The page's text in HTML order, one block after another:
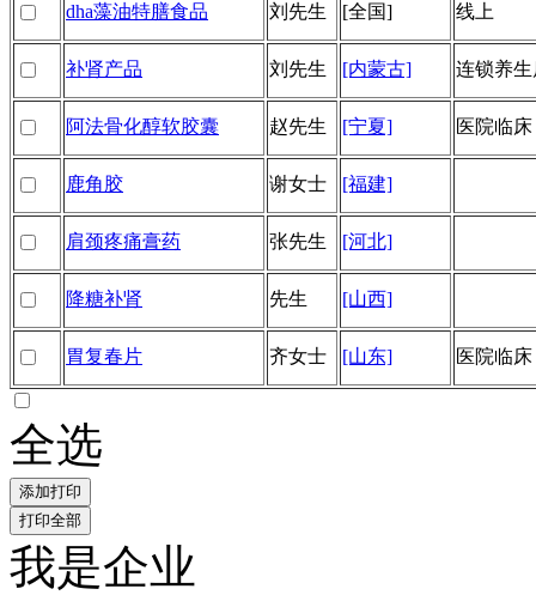
dha藻油特膳食品 刘先生 [全国] 线上
补肾产品 刘先生 [内蒙古] 连锁养生
阿法骨化醇软胶囊 赵先生 [宁夏] 医院临床
鹿角胶 谢女士 [福建]
肩颈疼痛膏药 张先生 [河北]
降糖补肾 先生 [山西]
胃复春片 齐女士 [山东] 医院临床
全选
我是企业